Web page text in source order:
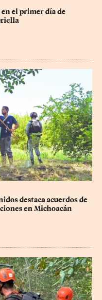
el primer día de
destaca acuerdos de
en Michoacán